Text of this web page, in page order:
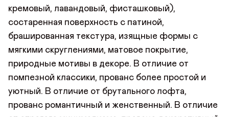
кремовый, лавандовый, фисташковый),
состаренная поверхность с патиной,
брашированная текстура, изящные формы с
мягкими скруглениями, матовое покрытие,
природные мотивы в декоре. В отличие от
помпезной классики, прованс более простой и
уютный. В отличие от брутального лофта,
прованс романтичный и женственный. В отличие